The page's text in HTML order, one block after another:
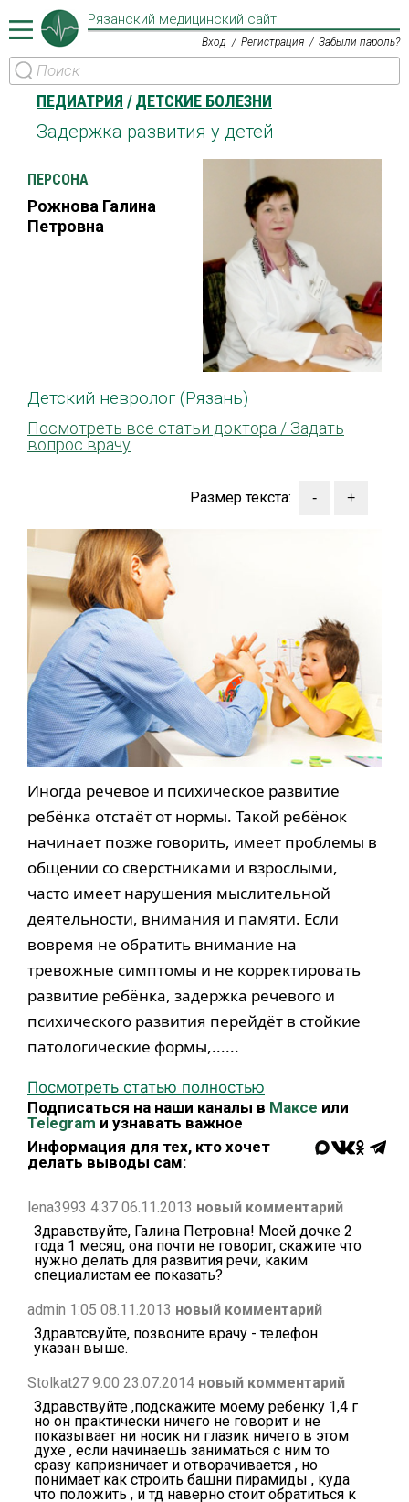
Рязанский медицинский сайт
Вход Регистрация Забыли пароль?
ПЕДИАТРИЯ ДЕТСКИЕ БОЛЕЗНИ
Задержка развития у детей
ПЕРСОНА
Рожнова Галина
Петровна
Детский невролог (Рязань)
Посмотреть все статьи доктора / Задать
вопрос врачу
Размер текста:
Иногда речевое и психическое развитие
ребёнка отстаёт от нормы. Такой ребёнок
начинает позже говорить, имеет проблемы в
общении со сверстниками и взрослыми,
часто имеет нарушения мыслительной
деятельности, внимания и памяти. Если
вовремя не обратить внимание на
тревожные симптомы и не корректировать
развитие ребёнка, задержка речевого и
психического развития перейдёт в стойкие
патологические формы,......
Посмотреть статью полностью
Подписаться на наши каналы в Максе или
Telegram и узнавать важное
Информация для тех, кто хочет
делать выводы сам:
lena3993 4:37 06.11.2013 новый комментарий
Здравствуйте, Галина Петровна! Моей дочке 2
года 1 месяц, она почти не говорит, скажите что
нужно делать для развития речи, каким
специалистам ее показать?
admin 1:05 08.11.2013 новый комментарий
Здравтсвуйте, позвоните врачу - телефон
указан выше.
Stolkat27 9:00 23.07.2014 новый комментарий
Здравствуйте ,подскажите моему ребенку 1,4 г
но он практически ничего не говорит и не
показывает ни носик ни глазик ничего в этом
духе , если начинаешь заниматься с ним то
сразу капризничает и отворачивается , но
понимает как строить башни пирамиды , куда
что положить , и тд наверно стоит обратиться к